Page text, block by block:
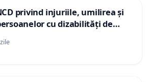
privind injuriile, umilirea și
cu dizabilități de
TikTok „Gorici”